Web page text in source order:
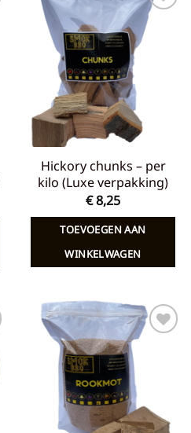
Toevoegen
aan
verlanglijst
Hickory chunks – per
kilo (Luxe verpakking)
€8,25
TOEVOEGEN AAN
WINKELWAGEN
Toevoegen
verlanglijst